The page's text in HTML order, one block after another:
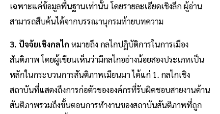
เฉพาะแค่ข้อมูลพื้นฐานเท่านั้น โดยรายละเอียดเชิงลึก ผู้อ่าน
สามารถสืบค้นได้จากบรรณานุกรมท้ายบทความ
3. ปัจจัยเชิงกลไก หมายถึง กลไกปฏิบัติการในการเมือง
สันติภาพ โดยผู้เขียนเห็นว่ามีกลไกอย่างน้อยสองประเภทเป็น
หลักในกระบวนการสันติภาพเมียนมา ได้แก่ 1. กลไกเชิง
สถาบันที่แสดงถึงการก่อตัวขององค์กรที่รับผิดชอบสายงานด้าน
สันติภาพรวมถึงขั้นตอนการทำงานของสถาบันสันติภาพที่ถูก